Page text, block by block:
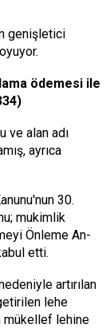
genişletici
ödemesi ile
ve alan adı
ayrıca
30.
mukimlik
Önleme An­
etti.
artırılan
lehe
mükellef lehi­ne